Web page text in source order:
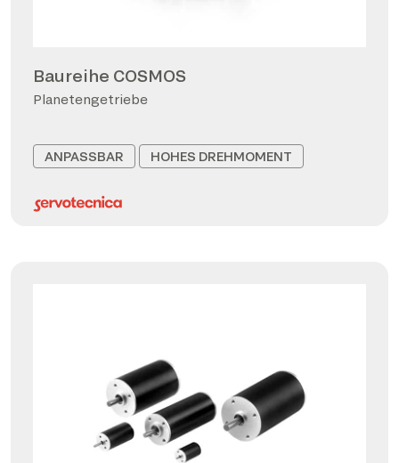
Baureihe COSMOS
Planetengetriebe
ANPASSBAR HOHES DREHMOMENT